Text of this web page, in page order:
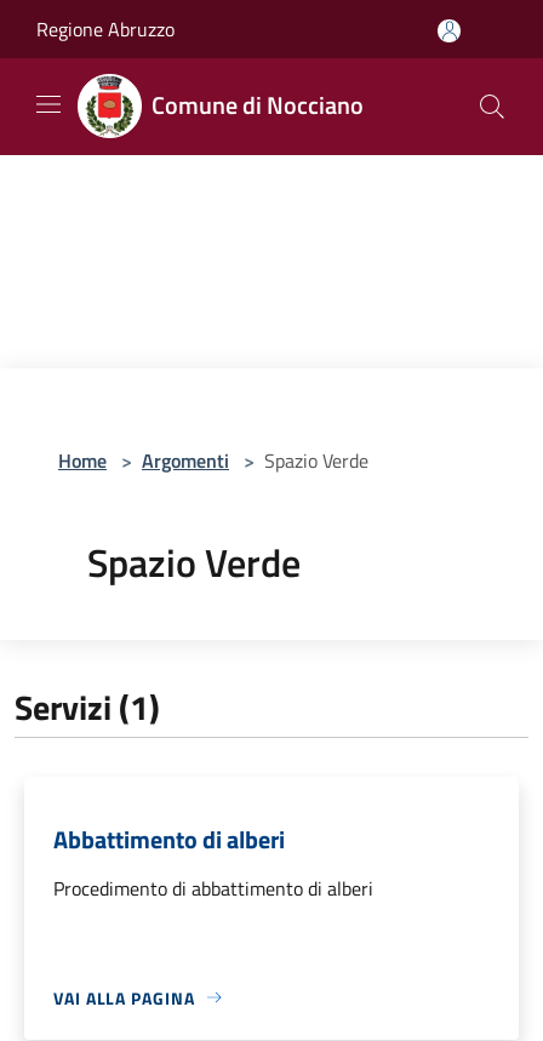
Regione Abruzzo
Comune di Nocciano
Home > Argomenti > Spazio Verde
Spazio Verde
Servizi (1)
Abbattimento di alberi
Procedimento di abbattimento di alberi
VAI ALLA PAGINA